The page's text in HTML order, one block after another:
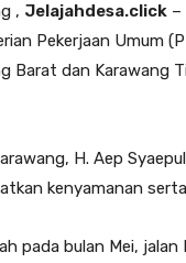
, Jelajahdesa.click –
Pekerjaan Umum
Barat dan Karawang
H. Aep
kenyamanan
pada bulan Mei,